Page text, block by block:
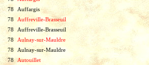
78
Auffargis
78
Auffreville-Brasseuil
78
Auffreville-Brasseuil
78
Aulnay-sur-Mauldre
78
Aulnay-sur-Mauldre
78
Autouillet